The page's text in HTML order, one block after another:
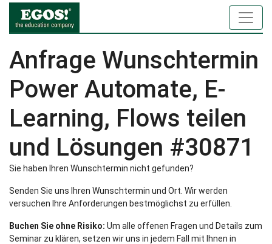
Anfrage Wunschtermin
Power Automate, E-
Learning, Flows teilen
und Lösungen #30871
Sie haben Ihren Wunschtermin nicht gefunden?
Senden Sie uns Ihren Wunschtermin und Ort. Wir werden
versuchen Ihre Anforderungen bestmöglichst zu erfüllen.
Buchen Sie ohne Risiko: Um alle offenen Fragen und Details zum
Seminar zu klären, setzen wir uns in jedem Fall mit Ihnen in